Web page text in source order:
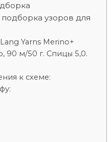
узоров для
Yarns Merino+
90 м/50 г. Спицы 5,0.
к схеме: